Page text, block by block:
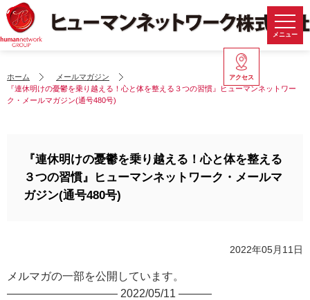
メニュー
アクセス
ホーム
メールマガジン
『連休明けの憂鬱を乗り越える！心と体を整える３つの習慣』ヒューマンネットワー
ク・メールマガジン(通号480号)
『連休明けの憂鬱を乗り越える！心と体を整える
３つの習慣』ヒューマンネットワーク・メールマ
ガジン(通号480号)
2022年05月11日
メルマガの一部を公開しています。
—————————— 2022/05/11 ———